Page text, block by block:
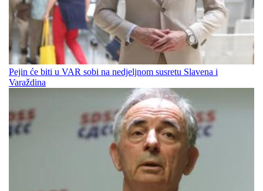
Pejin će biti u VAR sobi na nedjeljnom susretu Slavena i
Varaždina